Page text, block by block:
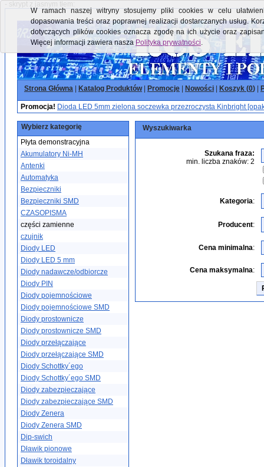
- skrypt z jasnym tłem:
Strona Główna Katalog Produktów| Promocje Nowości Koszyk (0)
Promocja! Dioda LED 5mm zielona soczewka przezroczysta Kinbright
Wybierz kategorię
Płyta demonstracyjna
Akumulatory Ni-MH
Antenki
Automatyka
Bezpieczniki
Bezpieczniki SMD
CZASOPISMA
części zamienne
czujnik
Diody LED
Diody LED 5 mm
Diody nadawcze/odbiorcze
Diody PIN
Diody pojemnościowe
Diody pojemnościowe SMD
Diody prostownicze
Diody prostownicze SMD
Diody przełączające
Diody przełączające SMD
Diody Schottky´ego
Diody Schottky´ego SMD
Diody zabezpieczające
Diody zabezpieczające SMD
Diody Zenera
Diody Zenera SMD
Dip-swich
Dławik pionowe
Dławik toroidalny
Wyszukiwarka
Szukana fraza:
min. liczba znaków: 2
Kategoria:
Producent:
Cena minimalna:
Cena maksymalna:
W ramach naszej witryny stosujemy pliki cookies w celu
dopasowania treści oraz poprawnej realizacji dostarczanych usług.
dotyczących plików cookies oznacza zgodę na ich użycie oraz
Więcej informacji zawiera nasza Polityka prywatności.